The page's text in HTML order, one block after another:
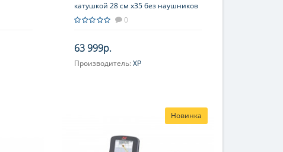
катушкой 28 см x35 без наушников
0
63 999р.
Производитель:XP
Новинка